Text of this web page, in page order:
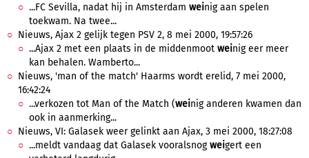
...FC Sevilla, nadat hij in Amsterdam weinig aan spelen
toekwam. Na twee...
Nieuws, Ajax 2 gelijk tegen PSV 2, 8 mei 2000, 19:57:26
...Ajax 2 met een plaats in de middenmoot weinig eer meer
kan behalen. Wamberto...
Nieuws, 'man of the match' Haarms wordt erelid, 7 mei 2000,
16:42:24
...verkozen tot Man of the Match (weinig anderen kwamen dan
ook in aanmerking...
Nieuws, VI: Galasek weer gelinkt aan Ajax, 3 mei 2000, 18:27:08
...meldt vandaag dat Galasek vooralsnogweigert een